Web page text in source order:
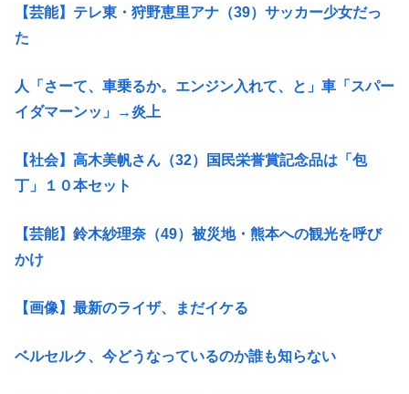
【芸能】テレ東・狩野恵里アナ（39）サッカー少女だっ
た
人「さーて、車乗るか。エンジン入れて、と」車「スパー
イダマーンッ」→炎上
【社会】高木美帆さん（32）国民栄誉賞記念品は「包
丁」１０本セット
【芸能】鈴木紗理奈（49）被災地・熊本への観光を呼び
かけ
【画像】最新のライザ、まだイケる
ベルセルク、今どうなっているのか誰も知らない